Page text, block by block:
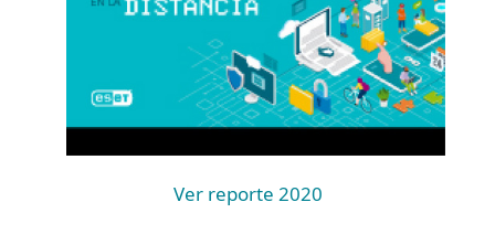
Ver reporte 2020